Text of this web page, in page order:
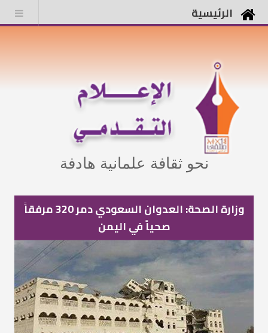
الرئيسية
نحو ثقافة علمانية هادفة
وزارة الصحة: العدوان السعودي دمر 320 مرفقاً
صحياً في اليمن